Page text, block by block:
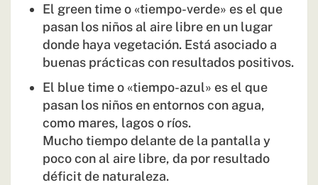
El green time o «tiempo-verde» es el que
pasan los niños al aire libre en un lugar
donde haya vegetación. Está asociado a
buenas prácticas con resultados positivos.
El blue time o «tiempo-azul» es el que
pasan los niños en entornos con agua,
como mares, lagos o ríos.
Mucho tiempo delante de la pantalla y
poco con al aire libre, da por resultado
déficit de naturaleza.